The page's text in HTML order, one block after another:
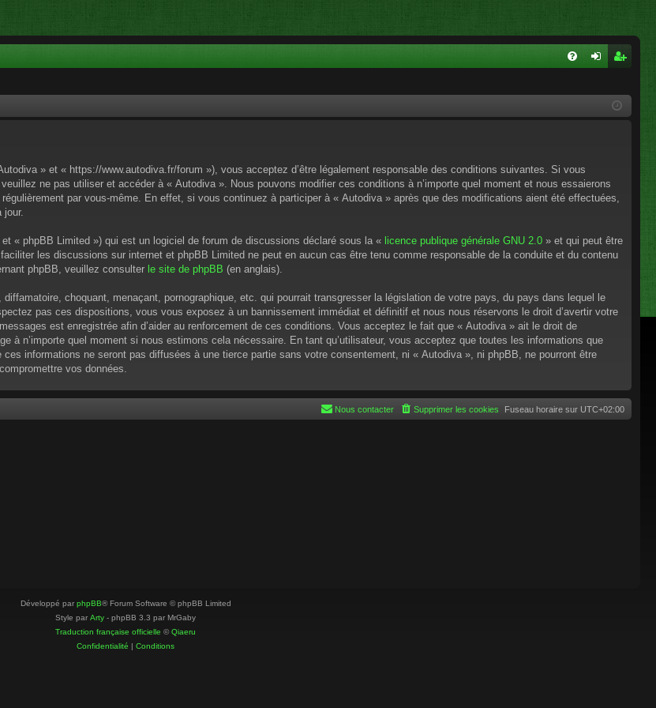
cri
» et « https://www.autodiva.fr/forum »), vous acceptez d’être légalement responsable des conditions suivantes. Si vous
ne pas utiliser et accéder à « Autodiva ». Nous pouvons modifier ces conditions à n’importe quel moment et nous essaierons
par vous-même. En effet, si vous continuez à participer à « Autodiva » après que des modifications aient été effectuées,
« phpBB Limited ») qui est un logiciel de forum de discussions déclaré sous la « licence publique générale GNU 2.0 » et qui peut être
les discussions sur internet et phpBB Limited ne peut en aucun cas être tenu comme responsable de la conduite et du contenu
phpBB, veuillez consulter le site de phpBB (en anglais).
choquant, menaçant, pornographique, etc. qui pourrait transgresser la législation de votre pays, du pays dans lequel le
pas ces dispositions, vous vous exposez à un bannissement immédiat et définitif et nous nous réservons le droit d’avertir votre
est enregistrée afin d’aider au renforcement de ces conditions. Vous acceptez le fait que « Autodiva » ait le droit de
à n’importe quel moment si nous estimons cela nécessaire. En tant qu’utilisateur, vous acceptez que toutes les informations que
informations ne seront pas diffusées à une tierce partie sans votre consentement, ni « Autodiva », ni phpBB, ne pourront être
vos données.
Fuseau horaire sur UTC+02:00
Supprimer les cookies
Nous contacter
Développé par phpBB® Forum Software © phpBB Limited
Style par Arty - phpBB 3.3 par MrGaby
Traduction française officielle ©Qiaeru
Confidentialité | Conditions